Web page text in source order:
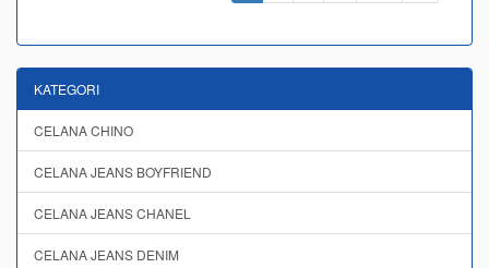
KATEGORI
CELANA CHINO
CELANA JEANS BOYFRIEND
CELANA JEANS CHANEL
CELANA JEANS DENIM